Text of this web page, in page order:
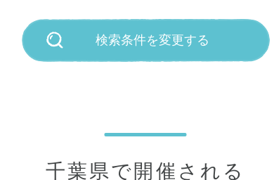
検索条件を変更する
千葉県で開催される